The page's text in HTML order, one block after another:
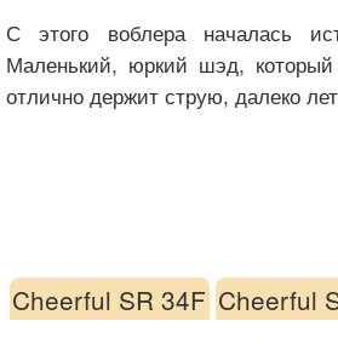
С этого воблера началась
Маленький, юркий шэд,
отлично держит струю, далеко
Cheerful SR 34F Cheerful